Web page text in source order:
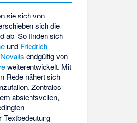
sie sich von
sich die
ab. So finden sich
und Friedrich
Novalis endgültig von
weiterentwickelt. Mit
Rede nähert sich
Zentrales
absichtsvollen,
Textbedeutung